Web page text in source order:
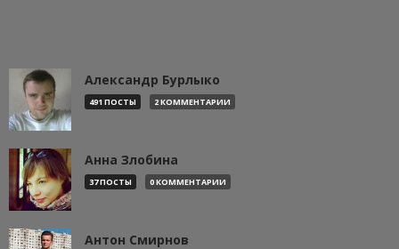
Александр Бурлыко
491 ПОСТЫ 2 КОММЕНТАРИИ
Анна Злобина
37 ПОСТЫ 0 КОММЕНТАРИИ
Антон Смирнов